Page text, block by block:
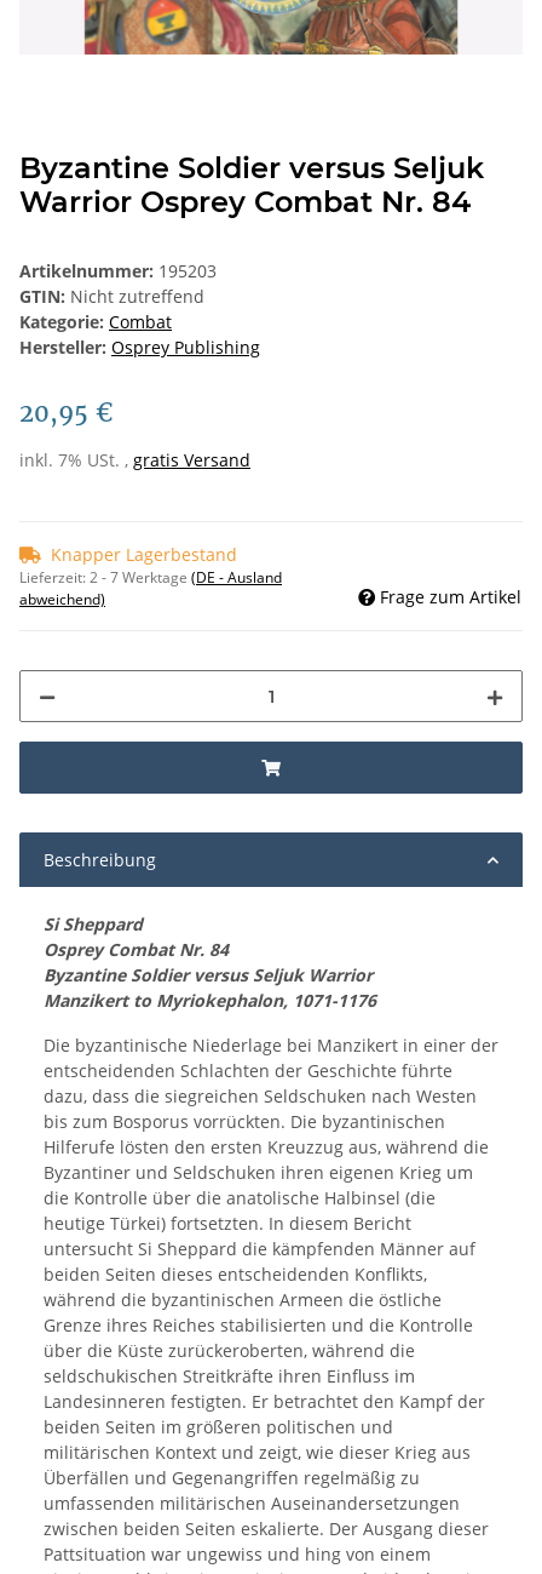
Byzantine Soldier versus Seljuk
Warrior Osprey Combat Nr. 84
Artikelnummer: 195203
GTIN: Nicht zutreffend
Kategorie: Combat
Hersteller: Osprey Publishing
20,95 €
inkl. 7% USt. , gratis Versand
Knapper Lagerbestand
Lieferzeit:2 - 7 Werktage (DE - Ausland
abweichend)
Frage zum Artikel
Beschreibung
Si Sheppard
Osprey Combat Nr. 84
Byzantine Soldier versus Seljuk Warrior
Manzikert to Myriokephalon, 1071-1176
Die byzantinische Niederlage bei Manzikert in einer der
entscheidenden Schlachten der Geschichte führte
dazu, dass die siegreichen Seldschuken nach Westen
bis zum Bosporus vorrückten. Die byzantinischen
Hilferufe lösten den ersten Kreuzzug aus, während die
Byzantiner und Seldschuken ihren eigenen Krieg um
die Kontrolle über die anatolische Halbinsel (die
heutige Türkei) fortsetzten. In diesem Bericht
untersucht Si Sheppard die kämpfenden Männer auf
beiden Seiten dieses entscheidenden Konflikts,
während die byzantinischen Armeen die östliche
Grenze ihres Reiches stabilisierten und die Kontrolle
über die Küste zurückeroberten, während die
seldschukischen Streitkräfte ihren Einfluss im
Landesinneren festigten. Er betrachtet den Kampf der
beiden Seiten im größeren politischen und
militärischen Kontext und zeigt, wie dieser Krieg aus
Überfällen und Gegenangriffen regelmäßig zu
umfassenden militärischen Auseinandersetzungen
zwischen beiden Seiten eskalierte. Der Ausgang dieser
Pattsituation war ungewiss und hing von einem